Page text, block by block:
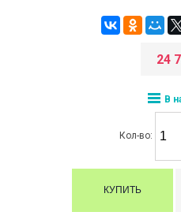
24
В
Кол-во: